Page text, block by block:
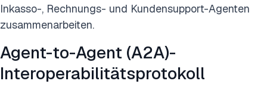
Inkasso-, Rechnungs- und Kundensupport-Agenten
zusammenarbeiten.
Agent-to-Agent (A2A)-
Interoperabilitätsprotokoll